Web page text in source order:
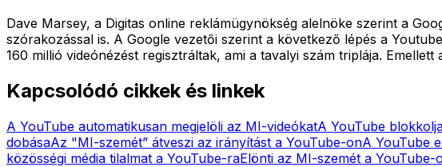
Dave Marsey, a Digitas online reklámügynökség alelnöke szerint a
szórakozással is. A Google vezetői szerint a következő lépés a
160 millió videónézést regisztráltak, ami a tavalyi szám triplája.
Kapcsolódó cikkek és linkek
A YouTube automatikusan megjelöli az MI-videókatA YouTube
dobásaAz "MI-szemét” átveszi az irányítást a YouTube-onA YouTube
közösségi média tilalmat a YouTube-raElönti az MI-szemét a